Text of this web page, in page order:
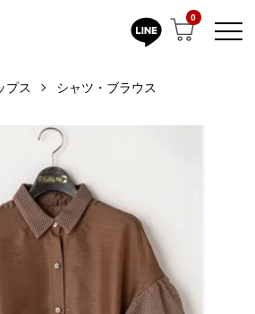
0
プス シャツ・ブラウス